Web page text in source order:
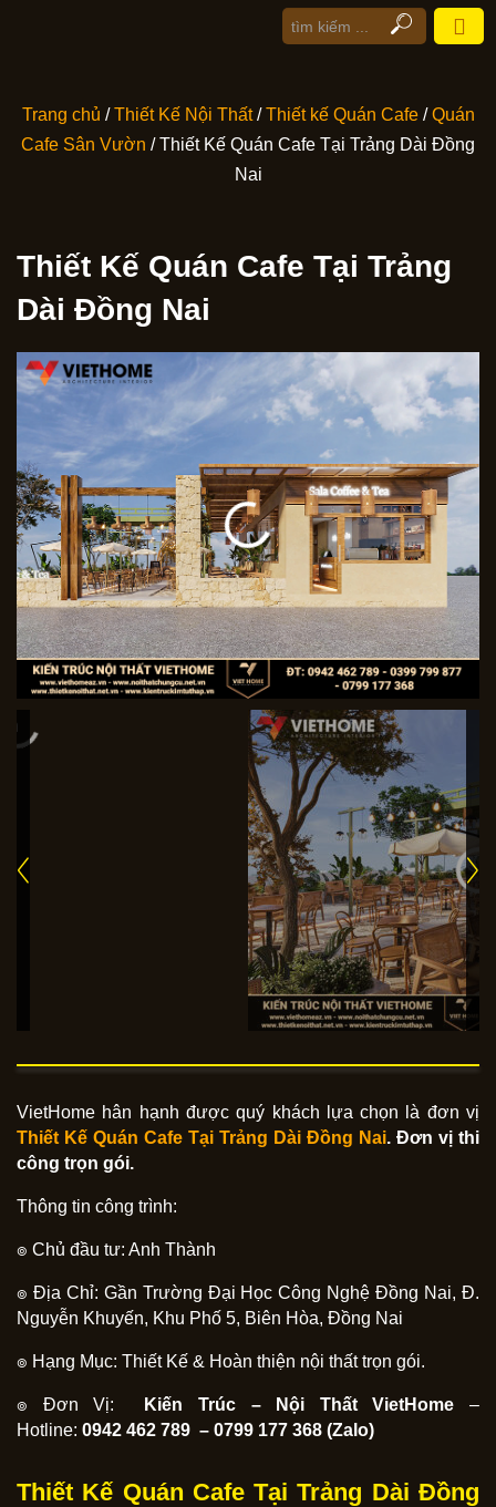
Trang chủ /Thiết Kế Nội Thất/Thiết kế Quán Cafe/Quán
Cafe Sân Vườn / Thiết Kế Quán Cafe Tại Trảng Dài Đồng
Nai
Thiết Kế Quán Cafe Tại Trảng
Dài Đồng Nai
VietHome hân hạnh được quý khách lựa chọn là đơn vị
Thiết Kế Quán Cafe Tại Trảng Dài Đồng Nai. Đơn vị thi
công trọn gói.
Thông tin công trình:
๏ Chủ đầu tư: Anh Thành
๏ Địa Chỉ: Gần Trường Đại Học Công Nghệ Đồng Nai, Đ.
Nguyễn Khuyến, Khu Phố 5, Biên Hòa, Đồng Nai
๏ Hạng Mục: Thiết Kế & Hoàn thiện nội thất trọn gói.
๏ Đơn Vị: Kiến Trúc – Nội Thất VietHome –
Hotline: 0942 462 789 – 0799 177 368 (Zalo)
Thiết Kế Quán Cafe Tại Trảng Dài Đồng